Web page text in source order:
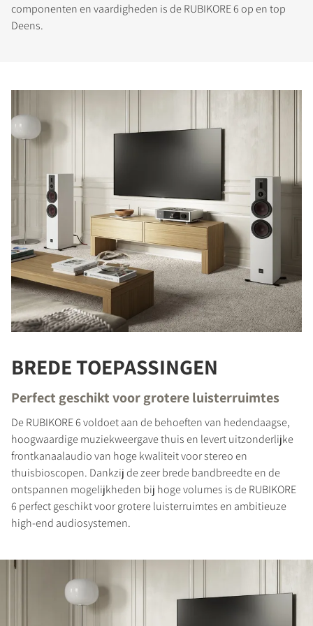
PRODUCTEN VERGELIJKEN
componenten en vaardigheden is de RUBIKORE 6 op en top
Deens.
BREDE TOEPASSINGEN
Perfect geschikt voor grotere luisterruimtes
De RUBIKORE 6 voldoet aan de behoeften van hedendaagse,
hoogwaardige muziekweergave thuis en levert uitzonderlijke
frontkanaalaudio van hoge kwaliteit voor stereo en
thuisbioscopen. Dankzij de zeer brede bandbreedte en de
ontspannen mogelijkheden bij hoge volumes is de RUBIKORE
6 perfect geschikt voor grotere luisterruimtes en ambitieuze
high-end audiosystemen.